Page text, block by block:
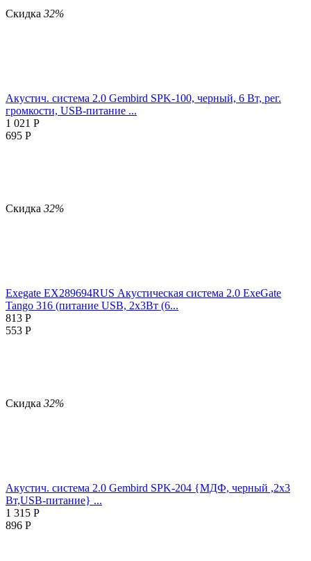
Скидка 32%
Акустич. система 2.0 Gembird SPK-100, черный, 6 Вт, рег.
громкости, USB-питание ...
1 021 Р
695 Р
Скидка 32%
Exegate EX289694RUS Акустическая система 2.0 ExeGate
Tango 316 (питание USB, 2х3Вт (6...
813 Р
553 Р
Скидка 32%
Акустич. система 2.0 Gembird SPK-204 {МДФ, черный ,2х3
Вт,USB-питание} ...
1 315 Р
896 Р